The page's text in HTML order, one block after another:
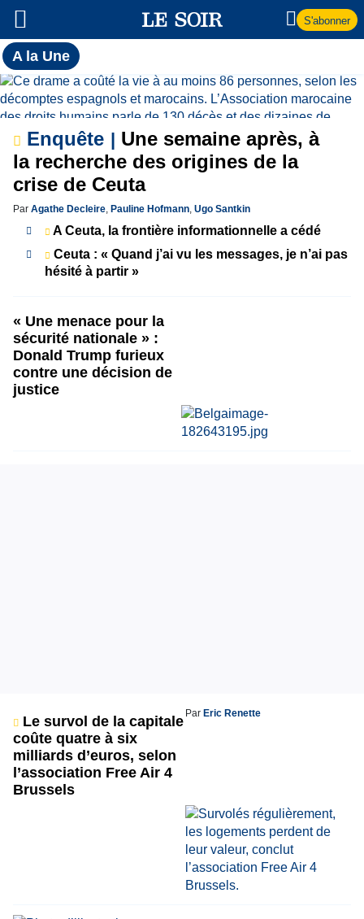
S'abonner
A la UneToutes
l'actualité
du Soir
A
la
Une
Enquête
Une semaine après, à
la recherche des origines de la
crise de Ceuta
Par Agathe Decleire, Pauline Hofmann, Ugo Santkin
A Ceuta, la frontière informationnelle a cédé
Ceuta : « Quand j’ai vu les messages, je n’ai pas
hésité à partir »
« Une menace pour la
sécurité nationale » :
Donald Trump furieux
contre une décision de
justice
Le survol de la capitale
coûte quatre à six
milliards d’euros, selon
l’association Free Air 4
Brussels
Par Eric Renette